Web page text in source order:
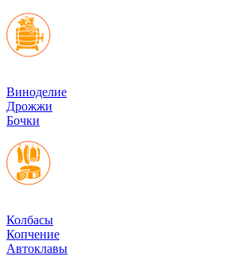
Виноделие
Дрожжи
Бочки
Колбасы
Копчение
Автоклавы